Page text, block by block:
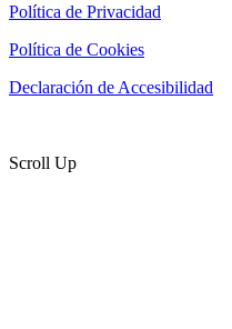
Política de Privacidad
Política de Cookies
Declaración de Accesibilidad
Scroll Up